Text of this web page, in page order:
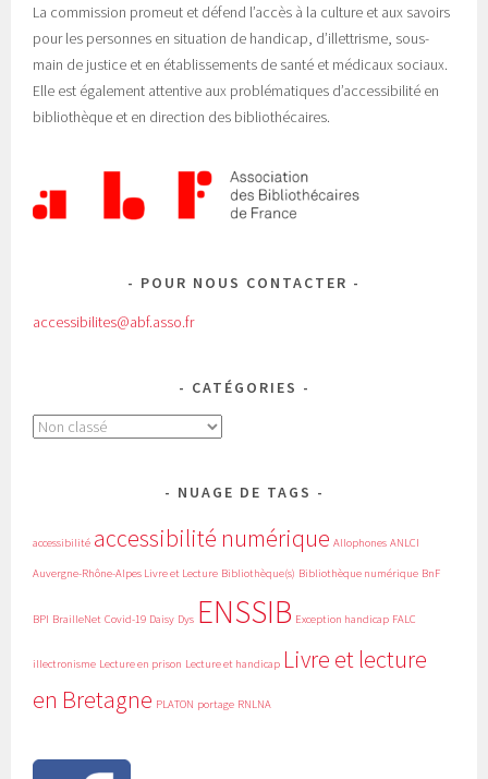
La commission promeut et défend l’accès à la culture et aux savoirs
pour les personnes en situation de handicap, d’illettrisme, sous-
main de justice et en établissements de santé et médicaux sociaux.
Elle est également attentive aux problématiques d’accessibilité en
bibliothèque et en direction des bibliothécaires.
POUR NOUS CONTACTER
accessibilites@abf.asso.fr
CATÉGORIES
Catégories
NUAGE DE TAGS
accessibilité accessibilité numérique Allophones ANLCI
Auvergne-Rhône-Alpes Livre et Lecture Bibliothèque(s) Bibliothèque numérique BnF
BPI BrailleNet Covid-19 Daisy Dys ENSSIB Exception handicap FALC
illectronisme Lecture en prison Lecture et handicap Livre et lecture
en Bretagne PLATON portage RNLNA